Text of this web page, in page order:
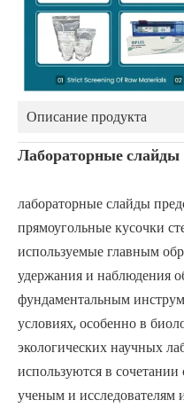
Описание продукта
Лабораторные слайды
лабораторные слайды
прямоугольные кусочки
используемые главным
удержания и наблюдения
фундаментальным
условиях, особенно в
экологических научных
используются в
ученым и исследователям